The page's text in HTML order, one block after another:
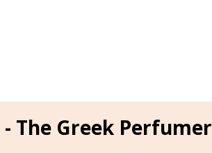
The Greek Perfumer